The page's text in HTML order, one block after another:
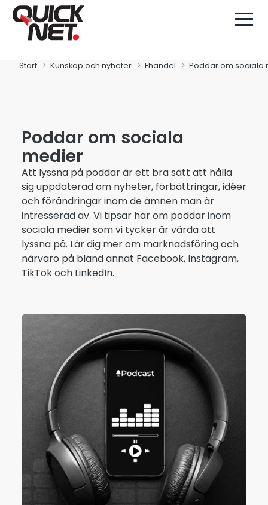
Start Kunskap och nyheter Ehandel Poddar om sociala
Poddar om sociala
medier
Att lyssna på poddar är ett bra sätt att hålla
sig uppdaterad om nyheter, förbättringar, idéer
och förändringar inom de ämnen man är
intresserad av. Vi tipsar här om poddar inom
sociala medier som vi tycker är värda att
lyssna på. Lär dig mer om marknadsföring och
närvaro på bland annat Facebook, Instagram,
TikTok och LinkedIn.